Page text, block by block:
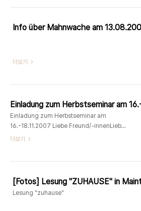
Info über Mahnwache am
더보기
Einladung zum Herbstseminar am
16.-18.11.2007 Liebe Freund/-innenLiebe
Mitglieder der Koreanischen
Seminar vorbereitet, in dem wir
generationsübergreifend über das
Thema "neuere koreanische und
더보기
Lesung "zuhause"